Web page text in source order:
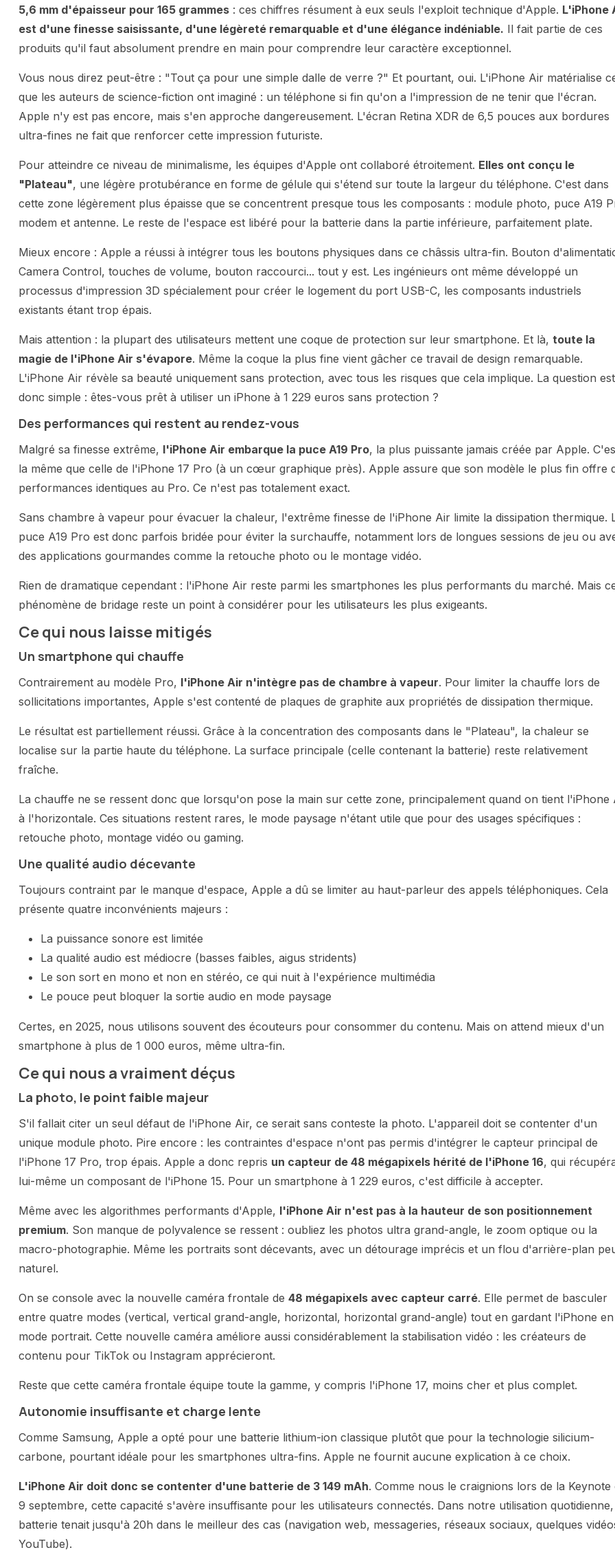
5,6 mm d'épaisseur pour 165 grammes : ces chiffres résument à eux seuls l'exploit technique d'Apple. L'iPhone
est d'une finesse saisissante, d'une légèreté remarquable et d'une élégance indéniable. Il fait partie de ces
produits qu'il faut absolument prendre en main pour comprendre leur caractère exceptionnel.
Vous nous direz peut-être : "Tout ça pour une simple dalle de verre ?" Et pourtant, oui. L'iPhone Air matérialise
que les auteurs de science-fiction ont imaginé : un téléphone si fin qu'on a l'impression de ne tenir que l'écran.
Apple n'y est pas encore, mais s'en approche dangereusement. L'écran Retina XDR de 6,5 pouces aux bordures
ultra-fines ne fait que renforcer cette impression futuriste.
Pour atteindre ce niveau de minimalisme, les équipes d'Apple ont collaboré étroitement. Elles ont conçu le
"Plateau", une légère protubérance en forme de gélule qui s'étend sur toute la largeur du téléphone. C'est dans
cette zone légèrement plus épaisse que se concentrent presque tous les composants : module photo, puce A19
modem et antenne. Le reste de l'espace est libéré pour la batterie dans la partie inférieure, parfaitement plate.
Mieux encore : Apple a réussi à intégrer tous les boutons physiques dans ce châssis ultra-fin. Bouton
Camera Control, touches de volume, bouton raccourci... tout y est. Les ingénieurs ont même développé un
processus d'impression 3D spécialement pour créer le logement du port USB-C, les composants industriels
existants étant trop épais.
Mais attention : la plupart des utilisateurs mettent une coque de protection sur leur smartphone. Et là, toute la
magie de l'iPhone Air s'évapore. Même la coque la plus fine vient gâcher ce travail de design remarquable.
L'iPhone Air révèle sa beauté uniquement sans protection, avec tous les risques que cela implique. La question est
donc simple : êtes-vous prêt à utiliser un iPhone à 1 229 euros sans protection ?
Des performances qui restent au rendez-vous
Malgré sa finesse extrême, l'iPhone Air embarque la puce A19 Pro, la plus puissante jamais créée par Apple.
la même que celle de l'iPhone 17 Pro (à un cœur graphique près). Apple assure que son modèle le plus fin offre
performances identiques au Pro. Ce n'est pas totalement exact.
Sans chambre à vapeur pour évacuer la chaleur, l'extrême finesse de l'iPhone Air limite la dissipation thermique.
puce A19 Pro est donc parfois bridée pour éviter la surchauffe, notamment lors de longues sessions de jeu ou
des applications gourmandes comme la retouche photo ou le montage vidéo.
Rien de dramatique cependant : l'iPhone Air reste parmi les smartphones les plus performants du marché. Mais
phénomène de bridage reste un point à considérer pour les utilisateurs les plus exigeants.
Ce qui nous laisse mitigés
Un smartphone qui chauffe
Contrairement au modèle Pro, l'iPhone Air n'intègre pas de chambre à vapeur. Pour limiter la chauffe lors de
sollicitations importantes, Apple s'est contenté de plaques de graphite aux propriétés de dissipation thermique.
Le résultat est partiellement réussi. Grâce à la concentration des composants dans le "Plateau", la chaleur se
localise sur la partie haute du téléphone. La surface principale (celle contenant la batterie) reste relativement
fraîche.
La chauffe ne se ressent donc que lorsqu'on pose la main sur cette zone, principalement quand on tient l'iPhone
à l'horizontale. Ces situations restent rares, le mode paysage n'étant utile que pour des usages spécifiques :
retouche photo, montage vidéo ou gaming.
Une qualité audio décevante
Toujours contraint par le manque d'espace, Apple a dû se limiter au haut-parleur des appels téléphoniques. Cela
présente quatre inconvénients majeurs :
La puissance sonore est limitée
La qualité audio est médiocre (basses faibles, aigus stridents)
Le son sort en mono et non en stéréo, ce qui nuit à l'expérience multimédia
Le pouce peut bloquer la sortie audio en mode paysage
Certes, en 2025, nous utilisons souvent des écouteurs pour consommer du contenu. Mais on attend mieux d'un
smartphone à plus de 1 000 euros, même ultra-fin.
Ce qui nous a vraiment déçus
La photo, le point faible majeur
S'il fallait citer un seul défaut de l'iPhone Air, ce serait sans conteste la photo. L'appareil doit se contenter d'un
unique module photo. Pire encore : les contraintes d'espace n'ont pas permis d'intégrer le capteur principal de
l'iPhone 17 Pro, trop épais. Apple a donc repris un capteur de 48 mégapixels hérité de l'iPhone 16, qui
lui-même un composant de l'iPhone 15. Pour un smartphone à 1 229 euros, c'est difficile à accepter.
Même avec les algorithmes performants d'Apple, l'iPhone Air n'est pas à la hauteur de son positionnement
premium. Son manque de polyvalence se ressent : oubliez les photos ultra grand-angle, le zoom optique ou la
macro-photographie. Même les portraits sont décevants, avec un détourage imprécis et un flou d'arrière-plan
naturel.
On se console avec la nouvelle caméra frontale de 48 mégapixels avec capteur carré. Elle permet de basculer
entre quatre modes (vertical, vertical grand-angle, horizontal, horizontal grand-angle) tout en gardant l'iPhone en
mode portrait. Cette nouvelle caméra améliore aussi considérablement la stabilisation vidéo : les créateurs de
contenu pour TikTok ou Instagram apprécieront.
Reste que cette caméra frontale équipe toute la gamme, y compris l'iPhone 17, moins cher et plus complet.
Autonomie insuffisante et charge lente
Comme Samsung, Apple a opté pour une batterie lithium-ion classique plutôt que pour la technologie silicium-
carbone, pourtant idéale pour les smartphones ultra-fins. Apple ne fournit aucune explication à ce choix.
L'iPhone Air doit donc se contenter d'une batterie de 3 149 mAh. Comme nous le craignions lors de la Keynote
9 septembre, cette capacité s'avère insuffisante pour les utilisateurs connectés. Dans notre utilisation
batterie tenait jusqu'à 20h dans le meilleur des cas (navigation web, messageries, réseaux sociaux, quelques
YouTube).